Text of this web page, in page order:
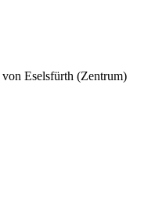
von Eselsfürth (Zentrum)